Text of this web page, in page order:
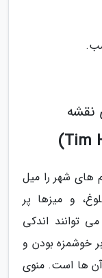
نقشه
های شهر را میل
و میزها پر
توانند اندکی
خوشمزه بودن و
ها است. منوی